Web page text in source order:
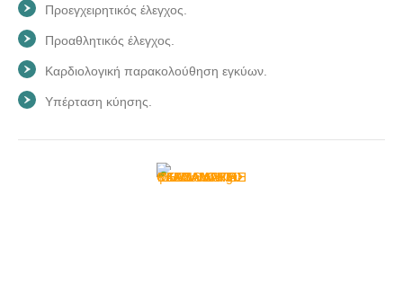
Προεγχειρητικός έλεγχος.
Προαθλητικός έλεγχος.
Καρδιολογική παρακολούθηση εγκύων.
Υπέρταση κύησης.